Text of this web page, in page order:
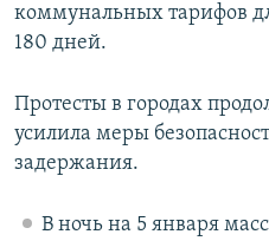
коммунальных тарифов
180 дней.
Протесты в городах
усилила меры
задержания.
В ночь на 5 января